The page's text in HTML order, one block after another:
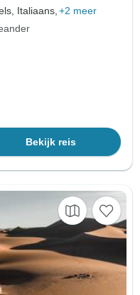
Italiaans, +2 meer
Bekijk reis